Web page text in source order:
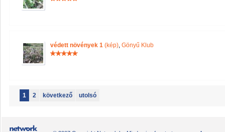
védett növények 1 (kép), Gönyű Klub
1 2 következő utolsó